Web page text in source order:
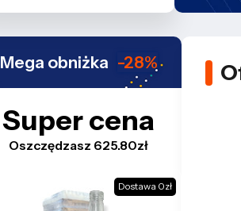
Mega obniżka -28%
Super cena
Oszczędzasz 625.80zł
Dostawa 0zł